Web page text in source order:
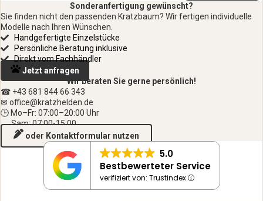
Sonderanfertigung gewünscht?
Sie finden nicht den passenden Kratzbaum? Wir fertigen individuelle
Modelle nach Ihren Wünschen.
Handgefertigte Einzelstücke
Persönliche Beratung inklusive
Direkt vom Fachhändler
Jetzt anfragen
Wir beraten Sie gerne persönlich!
☎ +43 681 844 66 343
✉ office@kratzhelden.de
🕒 Mo–Fr: 07:00–20:00 Uhr
Sam: 07:00-15:00
oder Kontaktformular nutzen
5.0
Bestbewerteter Service
verifiziert von: Trustindex